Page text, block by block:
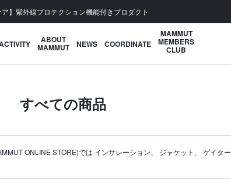
ABOUT
MAMMUT NEWS COORDINATE
MAMMUT
MEMBERS
CLUB
すべての商品
ONLINE STORE)では インサレーション ジャケット ゲイター